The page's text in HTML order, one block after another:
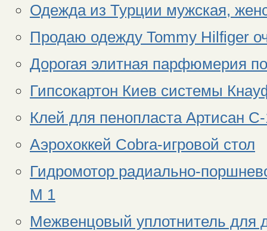
Одежда из Турции мужская,
Продаю одежду Tommy Hilfiger
Дорогая элитная парфюмерия
Гипсокартон Киев системы
Клей для пенопласта Артисан
Аэрохоккей Cobra-игровой стол
Гидромотор радиально-
М 1
Межвенцовый уплотнитель для